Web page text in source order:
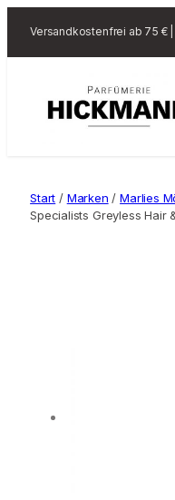
Versandkostenfrei ab 75 €
Start / Marken /Marlies
Specialists Greyless Hair